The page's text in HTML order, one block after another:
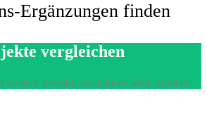
Ergänzungen finden
vergleichen
weitere Investitionschancen aller Anbieter